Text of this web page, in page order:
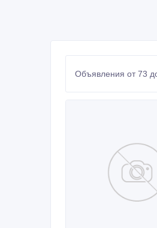
Объявления от 73